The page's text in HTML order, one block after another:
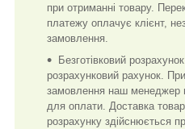
при отриманні товару.
платежу оплачує клієнт,
замовлення.
Безготівковий
розрахунковий рахунок.
замовлення наш менеджер
для оплати. Доставка
розрахунку здійснюється